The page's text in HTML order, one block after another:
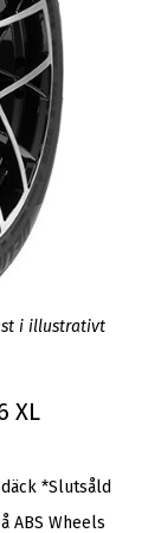
i illustrativt
XL
*Slutsåld
ABS Wheels